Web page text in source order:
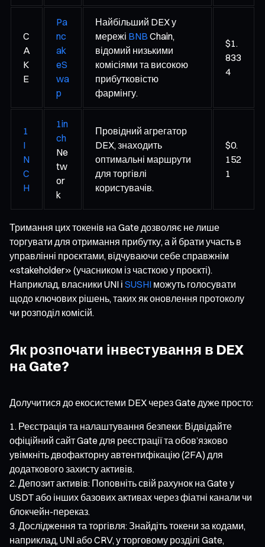
C
A
K
E
Pa
nc
ak
eS
wa
p
Найбільший DEX у
мережі BNB Chain,
відомий низькими
комісіями та високою
прибутковістю
фармінгу.
$1.
833
4
1
I
N
C
H
1in
ch
Ne
tw
or
k
Провідний агрегатор
DEX, знаходить
оптимальні маршрути
для торгівлі
користувачів.
$0.
152
1
Тримання цих токенів на Gate дозволяє не лише
торгувати для отримання прибутку, а й брати участь в
управлінні проєктами, відчуваючи себе справжнім
«stakeholder» (учасником із часткою у проєкті).
Наприклад, власники UNI і SUSHI можуть голосувати
щодо ключових рішень, таких як оновлення протоколу
чи розподіл комісій.
Як розпочати інвестування в DEX
на Gate?
Долучитися до екосистеми DEX через Gate дуже просто:
Реєстрація та налаштування безпеки: Відвідайте
офіційний сайт Gate для реєстрації та обов’язково
увімкніть двофакторну автентифікацію (2FA) для
додаткового захисту активів.
Депозит активів: Поповніть свій рахунок на Gate у
USDT або інших базових активах через фіатні канали чи
блокчейн-переказ.
Дослідження та торгівля: Знайдіть токени за кодами,
наприклад, UNI або CRV, у торговому розділі Gate,